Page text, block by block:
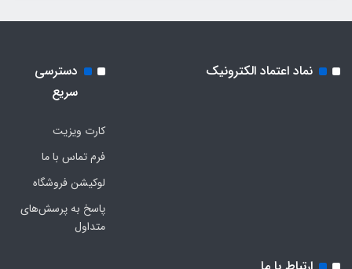
نماد اعتماد الکترونیک
دسترسی
سریع
کارت ویزیت
فرم تماس با ما
لوکیشن فروشگاه
پاسخ به پرسش‌های
متداول